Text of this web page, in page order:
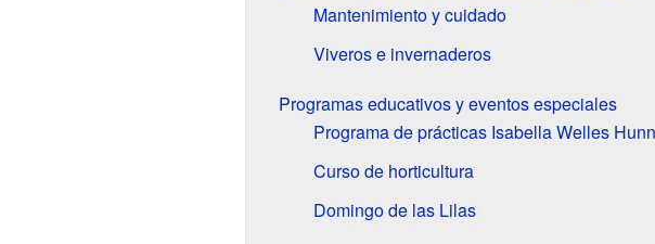
Mantenimiento y cuidado
Viveros e invernaderos
Programas educativos y eventos especiales
Programa de prácticas Isabella Welles
Curso de horticultura
Domingo de las Lilas